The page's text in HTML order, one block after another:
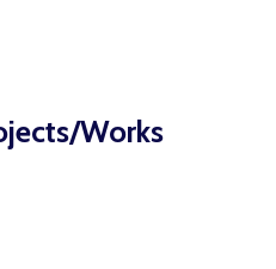
Works